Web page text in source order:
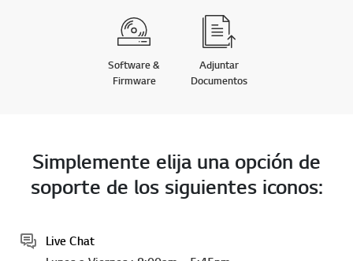
Software &
Firmware
Adjuntar
Documentos
Simplemente elija una opción de
soporte de los siguientes iconos:
Live Chat